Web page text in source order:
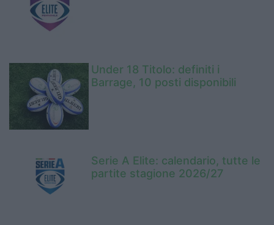
Under 18 Titolo: definiti i
Barrage, 10 posti disponibili
Serie A Elite: calendario, tutte le
partite stagione 2026/27